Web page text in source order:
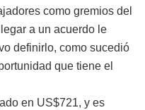
como gremios del
a un acuerdo le
definirlo, como sucedió
que tiene el
en US$721, y es